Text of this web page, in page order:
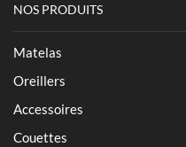
NOS PRODUITS
Matelas
Oreillers
Accessoires
Couettes